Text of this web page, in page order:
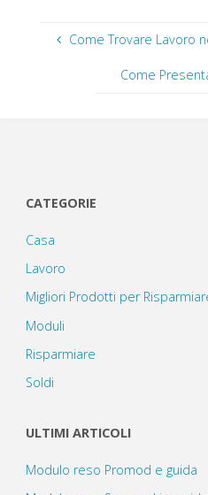
Come Trovare Lavoro
Come
CATEGORIE
Casa
Lavoro
Migliori Prodotti per
Moduli
Risparmiare
Soldi
ULTIMI ARTICOLI
Modulo reso Promod e guida